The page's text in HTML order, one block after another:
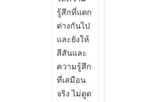
รู้สึกที่แตก
ต่างกันไป
และยังให้
สีสันและ
ความรู้สึก
ที่เสมือน
จริง ไม่ดูด